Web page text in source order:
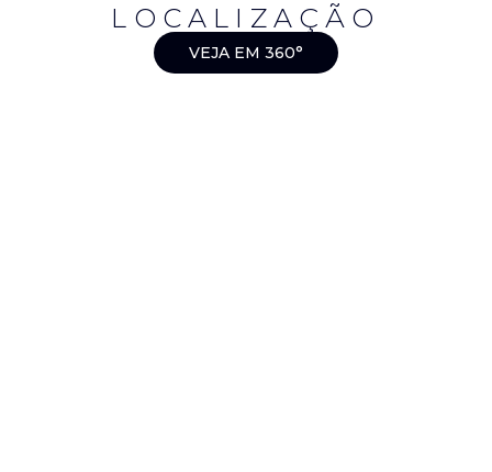
LOCALIZAÇÃO
VEJA EM 360°